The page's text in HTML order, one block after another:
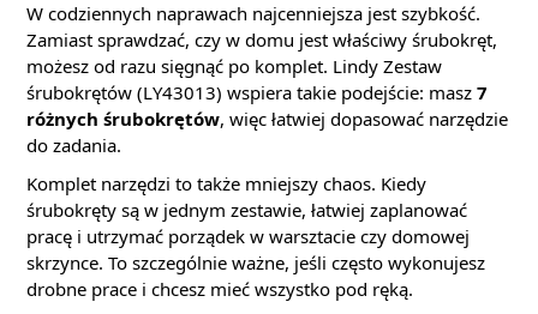
W codziennych naprawach najcenniejsza jest szybkość.
Zamiast sprawdzać, czy w domu jest właściwy śrubokręt,
możesz od razu sięgnąć po komplet. Lindy Zestaw
śrubokrętów (LY43013) wspiera takie podejście: masz 7
różnych śrubokrętów, więc łatwiej dopasować narzędzie
do zadania.
Komplet narzędzi to także mniejszy chaos. Kiedy
śrubokręty są w jednym zestawie, łatwiej zaplanować
pracę i utrzymać porządek w warsztacie czy domowej
skrzynce. To szczególnie ważne, jeśli często wykonujesz
drobne prace i chcesz mieć wszystko pod ręką.